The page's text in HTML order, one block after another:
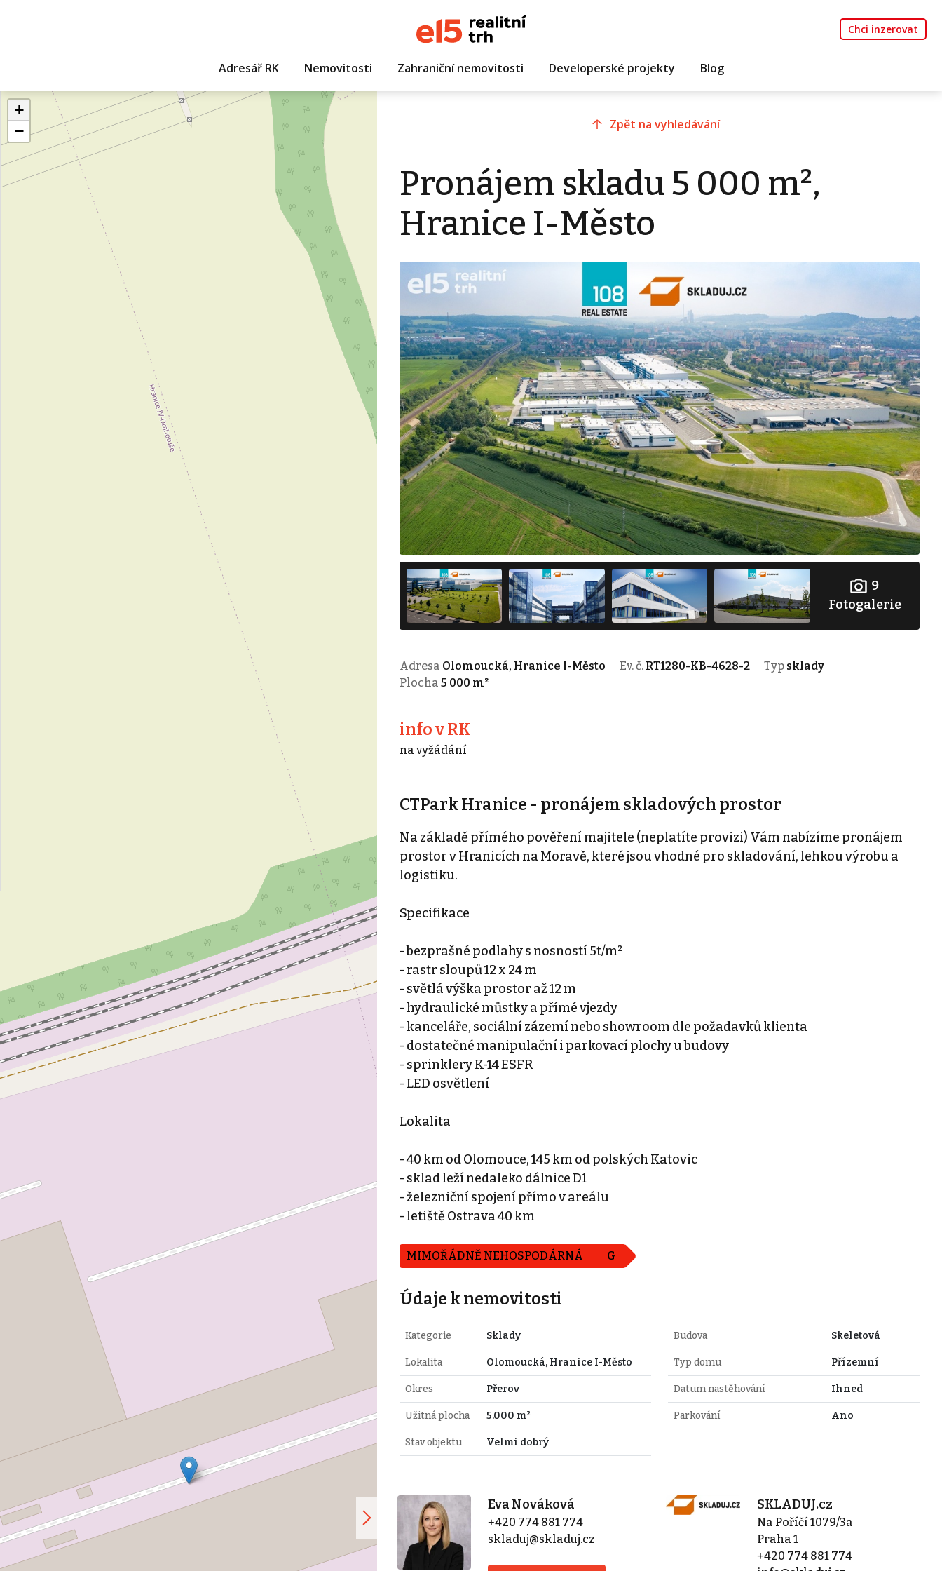
Chci inzerovat
Adresář RK Nemovitosti Zahraniční nemovitosti Developerské projekty Blog
+
−
Zpět na vyhledávání
Pronájem skladu 5 000 m²,
Hranice I-Město
9
Fotogalerie
Adresa Olomoucká, Hranice I-Město Ev. č. RT1280-KB-4628-2 Typ sklady
Plocha 5 000 m²
info v RK
na vyžádání
CTPark Hranice - pronájem skladových prostor
Na základě přímého pověření majitele (neplatíte provizi) Vám nabízíme pronájem
prostor v Hranicích na Moravě, které jsou vhodné pro skladování, lehkou výrobu a
logistiku.
Specifikace
- bezprašné podlahy s nosností 5t/m²
- rastr sloupů 12 x 24 m
- světlá výška prostor až 12 m
- hydraulické můstky a přímé vjezdy
- kanceláře, sociální zázemí nebo showroom dle požadavků klienta
- dostatečné manipulační i parkovací plochy u budovy
- sprinklery K-14 ESFR
- LED osvětlení
Lokalita
- 40 km od Olomouce, 145 km od polských Katovic
- sklad leží nedaleko dálnice D1
- železniční spojení přímo v areálu
- letiště Ostrava 40 km
MIMOŘÁDNĚ NEHOSPODÁRNÁ G
Údaje k nemovitosti
Kategorie Sklady
Lokalita Olomoucká, Hranice I-Město
Okres Přerov
Užitná plocha 5.000 m²
Stav objektu Velmi dobrý
Budova Skeletová
Typ domu Přízemní
Datum nastěhování Ihned
Parkování Ano
Eva Nováková
+420 774 881 774
skladuj@skladuj.cz
SKLADUJ.cz
Na Poříčí 1079/3a
Praha 1
+420 774 881 774